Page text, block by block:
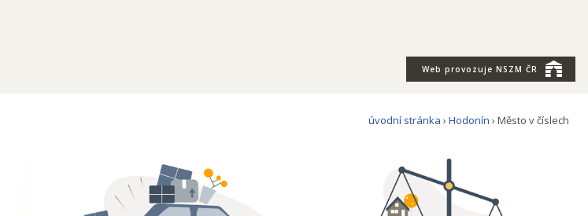
Web provozuje NSZM ČR
úvodní stránka › Hodonín › Město v číslech